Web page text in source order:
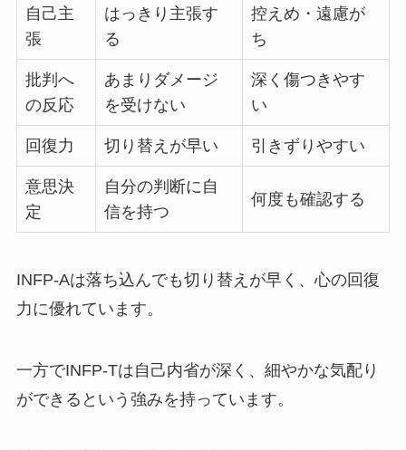
自己主
張
はっきり主張す
る
控えめ・遠慮が
ち
批判へ
の反応
あまりダメージ
を受けない
深く傷つきやす
い
回復力 切り替えが早い 引きずりやすい
意思決
定
自分の判断に自
信を持つ
何度も確認する
INFP-Aは落ち込んでも切り替えが早く、心の回復
力に優れています。
一方でINFP-Tは自己内省が深く、細やかな気配り
ができるという強みを持っています。